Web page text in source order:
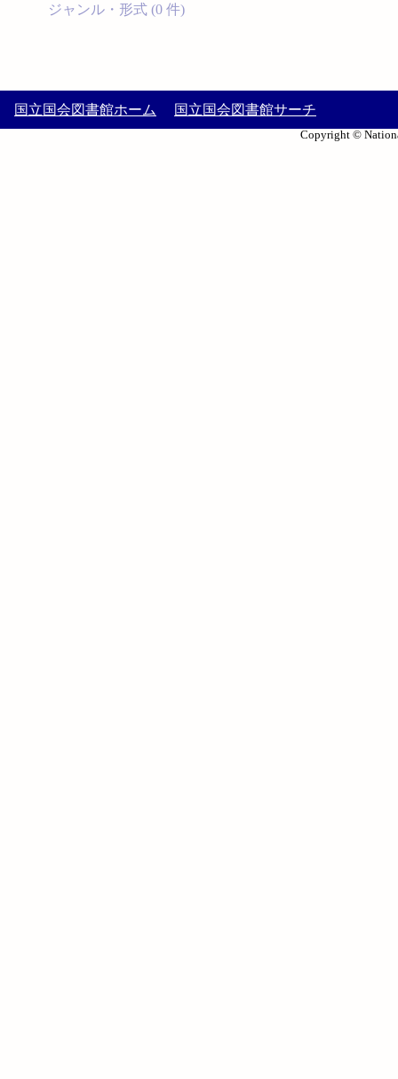
ジャンル・形式 (0 件)
国立国会図書館ホーム 国立国会図書館サーチ
Copyright ©